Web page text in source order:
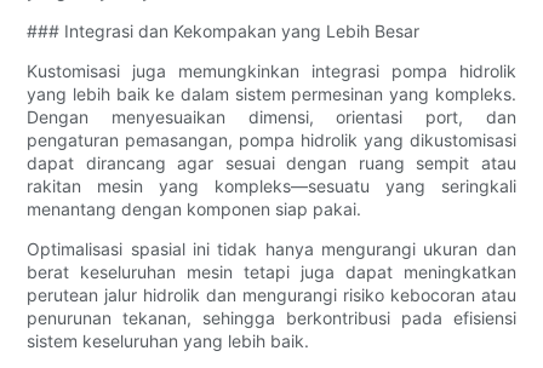
### Integrasi dan Kekompakan yang Lebih Besar
Kustomisasi juga memungkinkan integrasi pompa hidrolik
yang lebih baik ke dalam sistem permesinan yang kompleks.
Dengan menyesuaikan dimensi, orientasi port, dan
pengaturan pemasangan, pompa hidrolik yang dikustomisasi
dapat dirancang agar sesuai dengan ruang sempit atau
rakitan mesin yang kompleks—sesuatu yang seringkali
menantang dengan komponen siap pakai.
Optimalisasi spasial ini tidak hanya mengurangi ukuran dan
berat keseluruhan mesin tetapi juga dapat meningkatkan
perutean jalur hidrolik dan mengurangi risiko kebocoran atau
penurunan tekanan, sehingga berkontribusi pada efisiensi
sistem keseluruhan yang lebih baik.